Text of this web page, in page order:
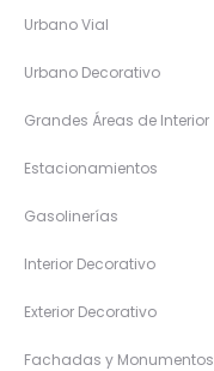
Urbano Vial
Urbano Decorativo
Grandes Áreas de Interior
Estacionamientos
Gasolinerías
Interior Decorativo
Exterior Decorativo
Fachadas y Monumentos